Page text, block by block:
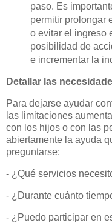
paso. Es
permitir prolongar
o evitar el ingreso
posibilidad de
e incrementar la
Detallar las
Para dejarse ayudar
las limitaciones
con los hijos o con las
abiertamente la ayuda
preguntarse:
- ¿Qué servicios
- ¿Durante cuánto
- ¿Puedo participar en